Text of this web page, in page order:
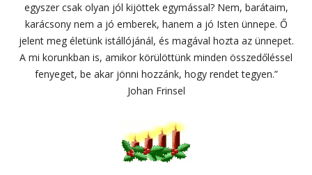
egyszer csak olyan jól kijöttek egymással? Nem, barátaim,
karácsony nem a jó emberek, hanem a jó Isten ünnepe. Ő
jelent meg életünk istállójánál, és magával hozta az ünnepet.
A mi korunkban is, amikor körülöttünk minden összedőléssel
fenyeget, be akar jönni hozzánk, hogy rendet tegyen.”
Johan Frinsel